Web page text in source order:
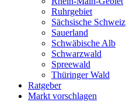
Ruhrgebiet
Sächsische Schweiz
Sauerland
Schwäbische Alb
Schwarzwald
Spreewald
Thüringer Wald
Ratgeber
Markt vorschlagen